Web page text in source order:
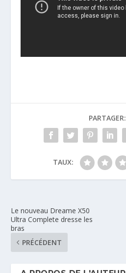
PARTAGER:
TAUX:
Le nouveau Dreame X50
Ultra Complete dresse les
bras
PRÉCÉDENT